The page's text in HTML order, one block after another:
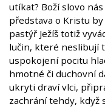
utíkat? Boží slovo
představa o Kristu
pastýř Ježíš totiž
lučin, které neslibují
uspokojení pocitu
hmotné či duchovní
ukryti draví vlci,
zachrání tehdy, když